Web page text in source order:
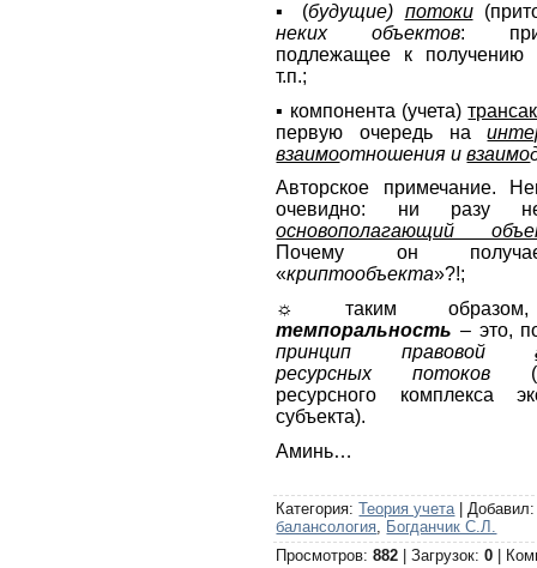
▪ (будущие) потоки
неких объектов:
подлежащее к получению
т.п.;
▪ компонента (учета)
первую очередь на
взаимоотношения ивзаимо
Авторское примечание.
очевидно: ни разу
основополагающий
Почему он
«криптообъекта»?!;
☼ таким
темпоральность – это,
принцип правовой
ресурсных потоков
ресурсного комплекса
субъекта).
Аминь…
Категория:Теория учета|Добавил
балансология, Богданчик С.Л.
Просмотров:882 |Загрузок:0